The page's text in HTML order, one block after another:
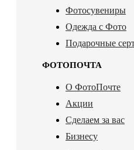
Фотосувениры
Одежда с Фото
Подарочные
ФОТОПОЧТА
О ФотоПочте
Акции
Сделаем за вас
Бизнесу